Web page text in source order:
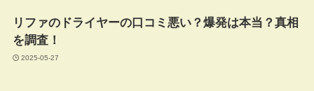
リファのドライヤーの口コミ悪い？爆発は本当？真相
を調査！
2025-05-27